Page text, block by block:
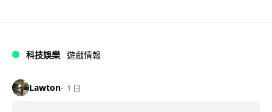
科技娛樂 遊戲情報
Lawton 1 日